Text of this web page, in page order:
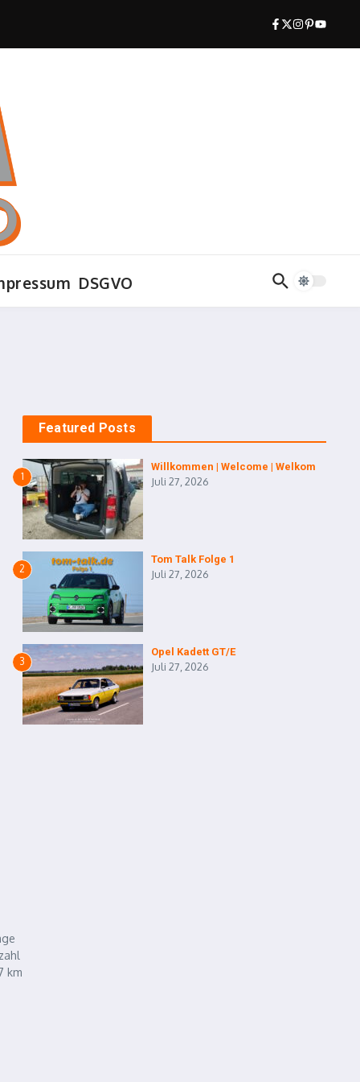
DSGVO
km
Featured Posts
1
Willkommen | Welcome | Welkom
Juli 27, 2026
2
Tom Talk Folge 1
Juli 27, 2026
3
Opel Kadett GT/E
Juli 27, 2026